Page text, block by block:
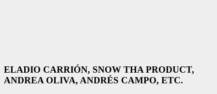
ELADIO CARRIÓN, SNOW THA PRODUCT,
ANDREA OLIVA, ANDRÉS CAMPO, ETC.